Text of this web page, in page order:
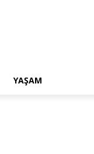
YAŞAM